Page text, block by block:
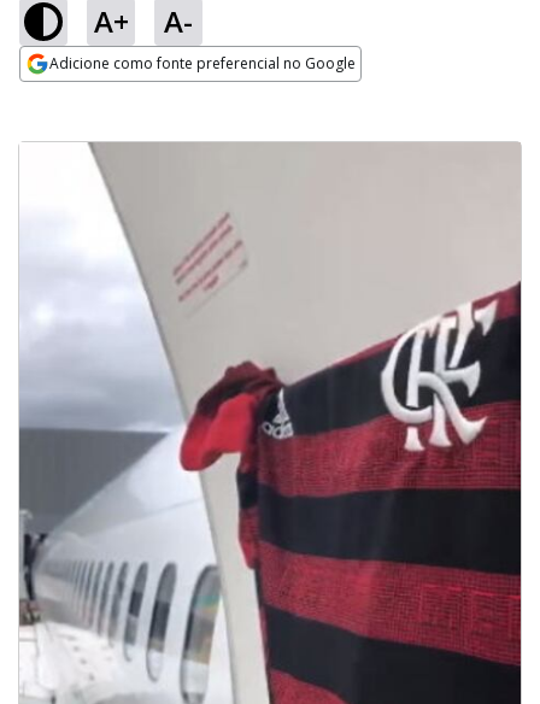
A+ A-
Adicione como fonte preferencial no Google